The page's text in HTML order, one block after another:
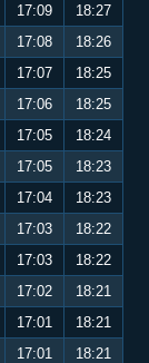
17:09
18:27
17:08
18:26
17:07
18:25
17:06
18:25
17:05
18:24
17:05
18:23
17:04
18:23
17:03
18:22
17:03
18:22
17:02
18:21
17:01
18:21
17:01
18:21